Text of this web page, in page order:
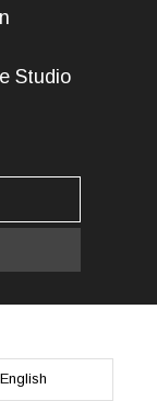
Studio
English